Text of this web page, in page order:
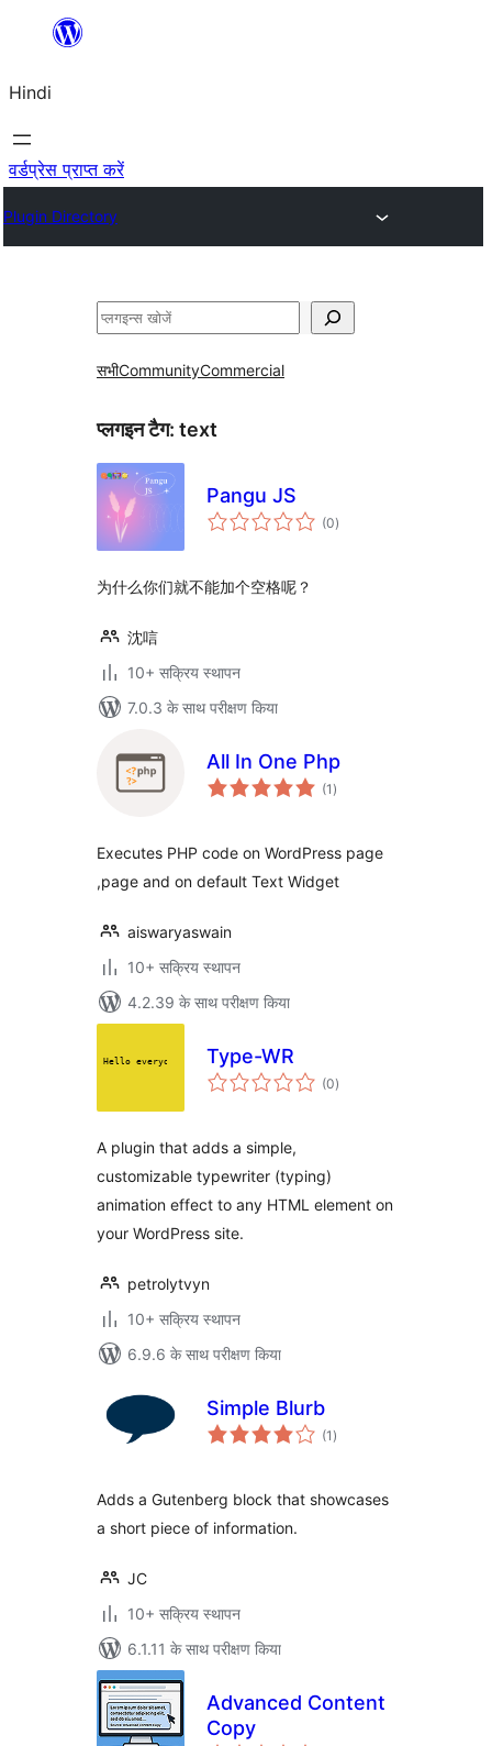
सामग्री
जाएं
Hindi
वर्डप्रेस प्राप्त करें
Plugin Directory
खोजें
सभीCommunityCommercial
प्लगइन टैग: text
Pangu JS
(0कुल
दर)
为什么你们就不能加个空格呢？
沈唁
10+ सक्रिय स्थापन
7.0.3 के साथ परीक्षण किया
All In One Php
(1 कुल
दर)
Executes PHP code on WordPress page
,page and on default Text Widget
aiswaryaswain
10+ सक्रिय स्थापन
4.2.39 के साथ परीक्षण किया
Type-WR
(0कुल
दर)
A plugin that adds a simple,
customizable typewriter (typing)
animation effect to any HTML element on
your WordPress site.
petrolytvyn
10+ सक्रिय स्थापन
6.9.6 के साथ परीक्षण किया
Simple Blurb
(1 कुल
दर)
Adds a Gutenberg block that showcases
a short piece of information.
JC
10+ सक्रिय स्थापन
6.1.11 के साथ परीक्षण किया
Advanced Content
Copy